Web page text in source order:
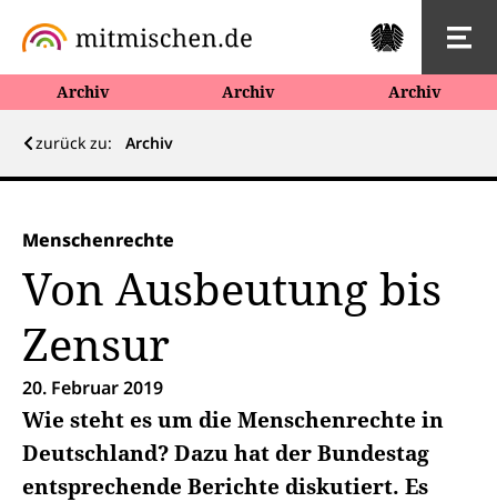
Archiv Archiv Archiv
zurück zu: Archiv
Menschenrechte
Von Ausbeutung bis
Zensur
20. Februar 2019
Wie steht es um die Menschenrechte in
Deutschland? Dazu hat der Bundestag
entsprechende Berichte diskutiert. Es